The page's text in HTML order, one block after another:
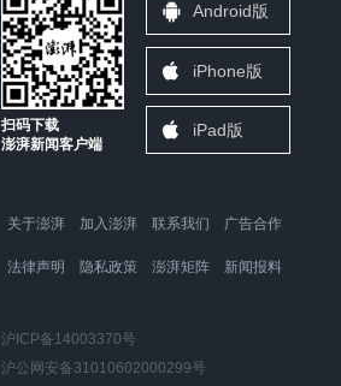
扫码下载
澎湃新闻客户端
Android版
iPhone版
iPad版
关于澎湃 加入澎湃 联系我们 广告合作
法律声明 隐私政策 澎湃矩阵 新闻报料
沪ICP备14003370号
沪公网安备31010602000299号